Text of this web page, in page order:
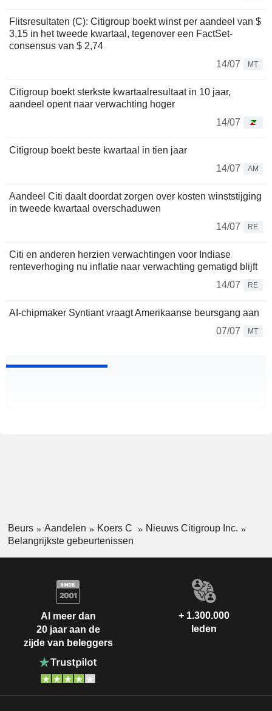
Flitsresultaten (C): Citigroup boekt winst per aandeel van $
3,15 in het tweede kwartaal, tegenover een FactSet-
consensus van $ 2,74
14/07
MT
Citigroup boekt sterkste kwartaalresultaat in 10 jaar,
aandeel opent naar verwachting hoger
14/07
Citigroup boekt beste kwartaal in tien jaar
14/07
AM
Aandeel Citi daalt doordat zorgen over kosten winststijging
in tweede kwartaal overschaduwen
14/07
RE
Citi en anderen herzien verwachtingen voor Indiase
renteverhoging nu inflatie naar verwachting gematigd blijft
14/07
RE
AI-chipmaker Syntiant vraagt Amerikaanse beursgang aan
07/07
MT
Beurs Aandelen Koers C
Nieuws Citigroup Inc.
Belangrijkste gebeurtenissen
Al meer dan
20 jaar aan de
zijde van beleggers
+ 1.300.000
leden